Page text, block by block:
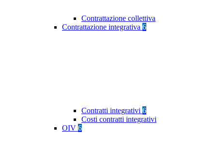
Contrattazione collettiva
Contrattazione integrativa 6
Contratti integrativi 6
Costi contratti integrativi
OIV 6